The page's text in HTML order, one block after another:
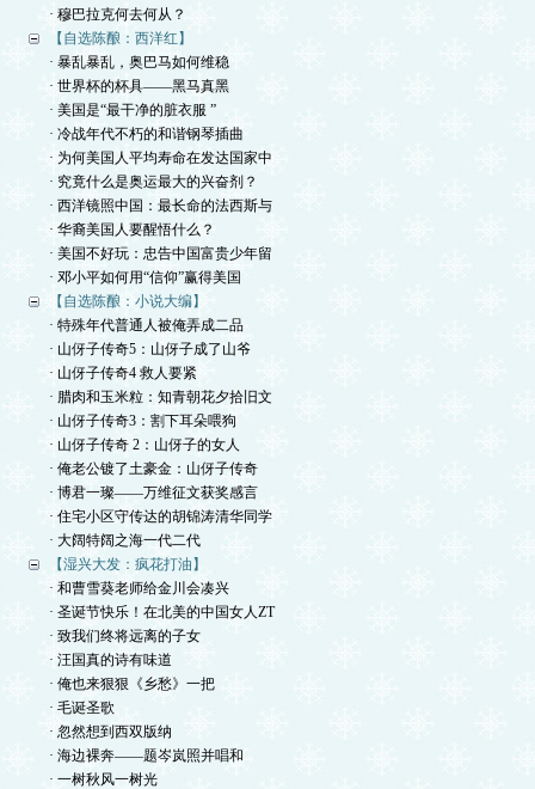
· 穆巴拉克何去何从？
【自选陈酿：西洋红】
· 暴乱暴乱，奥巴马如何维稳
· 世界杯的杯具——黑马真黑
· 美国是“最干净的脏衣服 ”
· 冷战年代不朽的和谐钢琴插曲
· 为何美国人平均寿命在发达国家中
· 究竟什么是奥运最大的兴奋剂？
· 西洋镜照中国：最长命的法西斯与
· 华裔美国人要醒悟什么？
· 美国不好玩：忠告中国富贵少年留
· 邓小平如何用“信仰”赢得美国
【自选陈酿：小说大编】
· 特殊年代普通人被俺弄成二品
· 山伢子传奇5：山伢子成了山爷
· 山伢子传奇4 救人要紧
· 腊肉和玉米粒：知青朝花夕拾旧文
· 山伢子传奇3：割下耳朵喂狗
· 山伢子传奇 2：山伢子的女人
· 俺老公镀了土豪金：山伢子传奇
· 博君一璨——万维征文获奖感言
· 住宅小区守传达的胡锦涛清华同学
· 大阔特阔之海一代二代
【湿兴大发：疯花打油】
· 和曹雪葵老师给金川会凑兴
· 圣诞节快乐！在北美的中国女人ZT
· 致我们终将远离的子女
· 汪国真的诗有味道
· 俺也来狠狠《乡愁》一把
· 毛诞圣歌
· 忽然想到西双版纳
· 海边裸奔——题岑岚照并唱和
· 一树秋风一树光